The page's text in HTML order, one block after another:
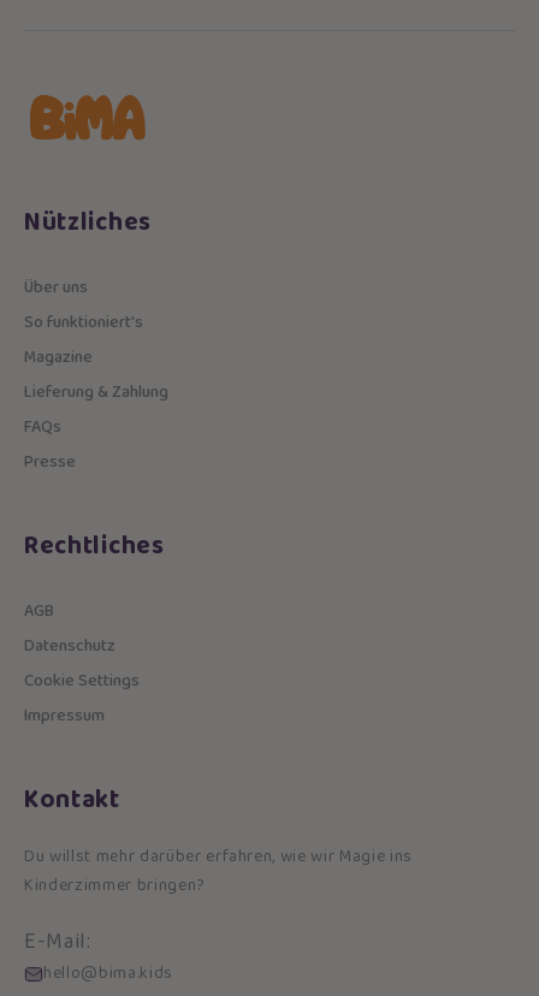
Nützliches
Über uns
So funktioniert's
Magazine
Lieferung & Zahlung
FAQs
Presse
Rechtliches
AGB
Datenschutz
Cookie Settings
Impressum
Kontakt
Du willst mehr darüber erfahren, wie wir Magie ins
Kinderzimmer bringen?
E-Mail:
hello@bima.kids